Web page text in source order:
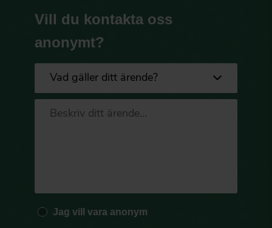
Vill du kontakta oss
anonymt?
Jag vill vara anonym